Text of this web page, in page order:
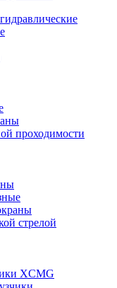
проходимости
стрелой
XCMG